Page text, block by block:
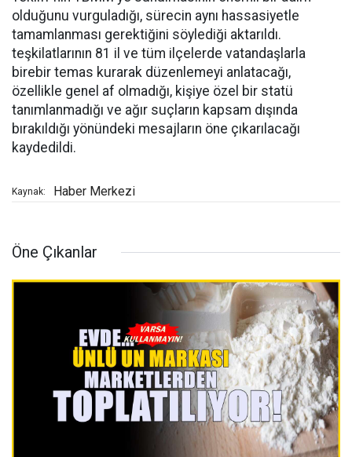
olduğunu vurguladığı, sürecin aynı hassasiyetle
tamamlanması gerektiğini söylediği aktarıldı.
teşkilatlarının 81 il ve tüm ilçelerde vatandaşlarla
birebir temas kurarak düzenlemeyi anlatacağı,
özellikle genel af olmadığı, kişiye özel bir statü
tanımlanmadığı ve ağır suçların kapsam dışında
bırakıldığı yönündeki mesajların öne çıkarılacağı
kaydedildi.
Kaynak: Haber Merkezi
Öne Çıkanlar